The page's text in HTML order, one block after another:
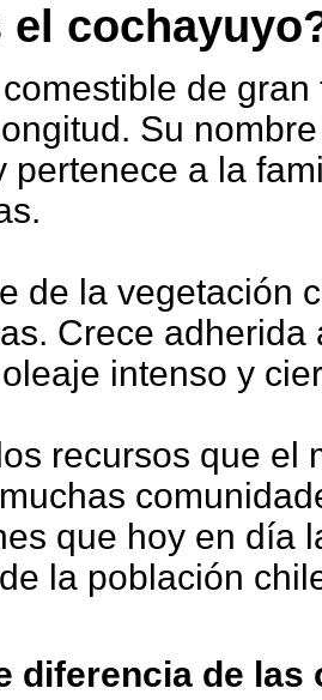
el
de
Su
pertenece a la
de la vegetación
Crece
intenso y
recursos que el
que hoy en día
la población
diferencia de las